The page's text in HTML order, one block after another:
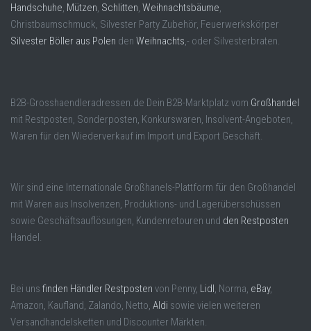
Handschuhe, Mützen, Schlitten, Weihnachtsbäume,
Christbaumschmuck, Silvester Party Zubehör, Feuerwerkskörper
Silvester Böller aus Polen den Weihnachts,- oder Silvesterbraten.
B2B-Grosshaendleradressen.de Dein B2B-Marktplatz vom Großhandel
mit Restposten, Sonderposten, Konkurswaren, Insolvent-Angeboten,
Waren für den Wiederverkauf im Import und Export Geschäft.
Wir sind eine Internationale Großhanels-Plattform für den Großhandel
mit Waren aus Insolvenzen, Produktions- und Lagerüberschüssen
sowie Geschäftsauflösungen, Kundenretouren und den Restposten
Handel.
Bei uns finden Händler Restposten von Penny, Lidl, Norma, eBay,
Amazon, Kaufland, Zalando, Netto, Aldi sowie vielen weiteren
Versandhandelsketten und Discounter Märkten.